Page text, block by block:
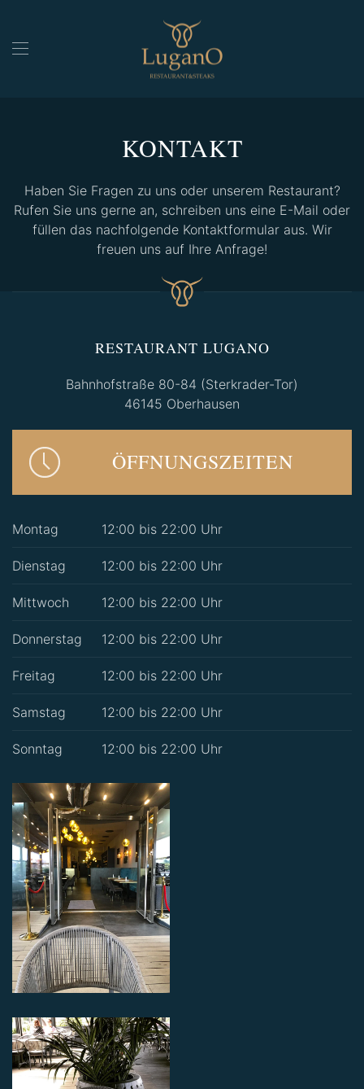
Skip to main content
KONTAKT
Haben Sie Fragen zu uns oder unserem Restaurant?
Rufen Sie uns gerne an, schreiben uns eine E-Mail oder
füllen das nachfolgende Kontaktformular aus. Wir
freuen uns auf Ihre Anfrage!
RESTAURANT LUGANO
Bahnhofstraße 80-84 (Sterkrader-Tor)
46145 Oberhausen
ÖFFNUNGSZEITEN
Montag 12:00 bis 22:00 Uhr
Dienstag 12:00 bis 22:00 Uhr
Mittwoch 12:00 bis 22:00 Uhr
Donnerstag 12:00 bis 22:00 Uhr
Freitag 12:00 bis 22:00 Uhr
Samstag 12:00 bis 22:00 Uhr
Sonntag 12:00 bis 22:00 Uhr
ÖFFNEN